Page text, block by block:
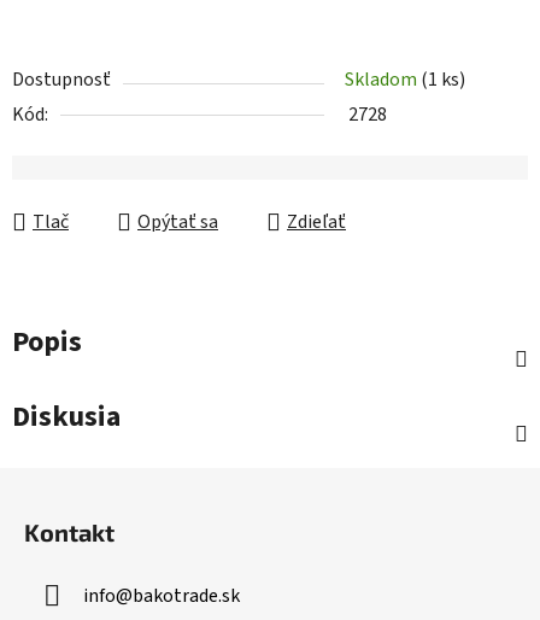
Dostupnosť Skladom (1 ks)
Kód:
2728
Tlač Opýtať sa Zdieľať
Popis
Diskusia
Kontakt
info@bakotrade.sk